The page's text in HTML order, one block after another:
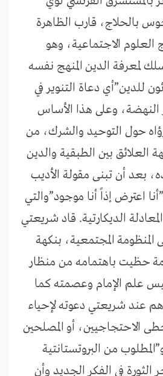
بالحلاج، قارب الظاهرة
العلوم الاجتماعية، وهو
لمعرفة الدين المنهج نفسه
للدين”أي دعاة التنوير في
النهضة، وعلى هذا الأساس
حول التوحيد والشرك، من
العلائق بين الطبقية والدين
بعد أن تبنى مقولة الأديب
اعترض إذاً أنا موجود”والتي
الديكارتية. قاد شريعتي
المنظومة المجتمعية، بنكهة
حظيت باهتمامه من منظار
علم الإمام وعصمته كما
عند شريعتي دعوته لإحياء
الاحتجاجيين، أو المصلحين
من البروتستانتية
الثورة في الفكر الجديد وأن